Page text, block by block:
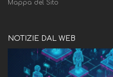
Mappa del Sito
NOTIZIE DAL WEB